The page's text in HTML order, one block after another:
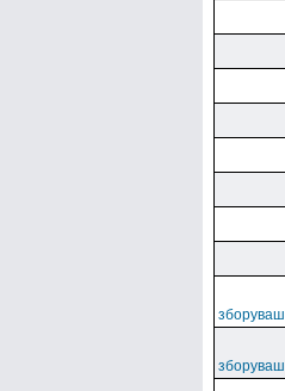
зборуваш
зборуваш